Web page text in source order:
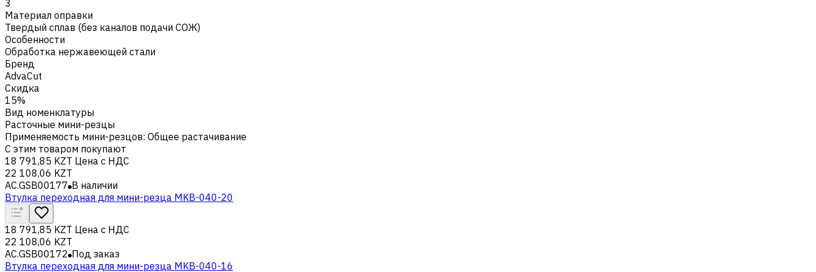
3
Материал оправки
Твердый сплав (без каналов подачи СОЖ)
Особенности
Обработка нержавеющей стали
Бренд
AdvaCut
Скидка
15%
Вид номенклатуры
Расточные мини-резцы
Применяемость мини-резцов: Общее растачивание
С этим товаром покупают
18 791,85 KZT Цена с НДС
22 108,06 KZT
AC.GSB00177 В наличии
Втулка переходная для мини-резца MKB-040-20
18 791,85 KZT Цена с НДС
22 108,06 KZT
AC.GSB00172 Под заказ
Втулка переходная для мини-резца MKB-040-16